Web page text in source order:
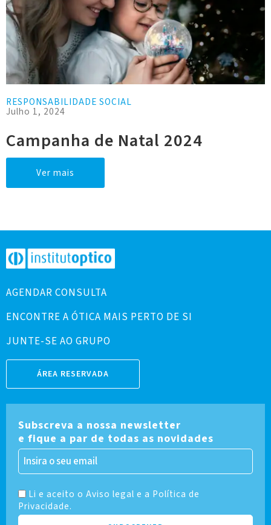
RESPONSABILIDADE SOCIAL
Julho 1, 2024
Campanha de Natal 2024
Ver mais
AGENDAR CONSULTA
ENCONTRE A ÓTICA MAIS PERTO DE SI
JUNTE-SE AO GRUPO
ÁREA RESERVADA
Subscreva a nossa newsletter
e fique a par de todas as novidades
Li e aceito o Aviso legal e a Política de
Privacidade.